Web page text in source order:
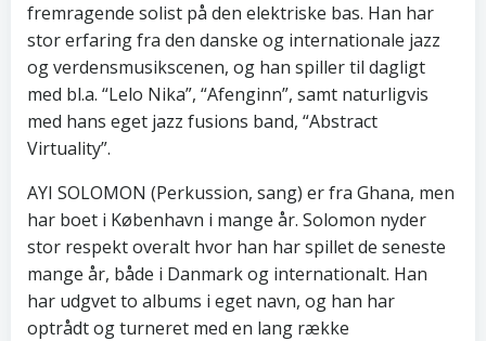
fremragende solist på den elektriske bas. Han har
stor erfaring fra den danske og internationale jazz
og verdensmusikscenen, og han spiller til dagligt
med bl.a. “Lelo Nika”, “Afenginn”, samt naturligvis
med hans eget jazz fusions band, “Abstract
Virtuality”.
AYI SOLOMON (Perkussion, sang) er fra Ghana, men
har boet i København i mange år. Solomon nyder
stor respekt overalt hvor han har spillet de seneste
mange år, både i Danmark og internationalt. Han
har udgvet to albums i eget navn, og han har
optrådt og turneret med en lang række